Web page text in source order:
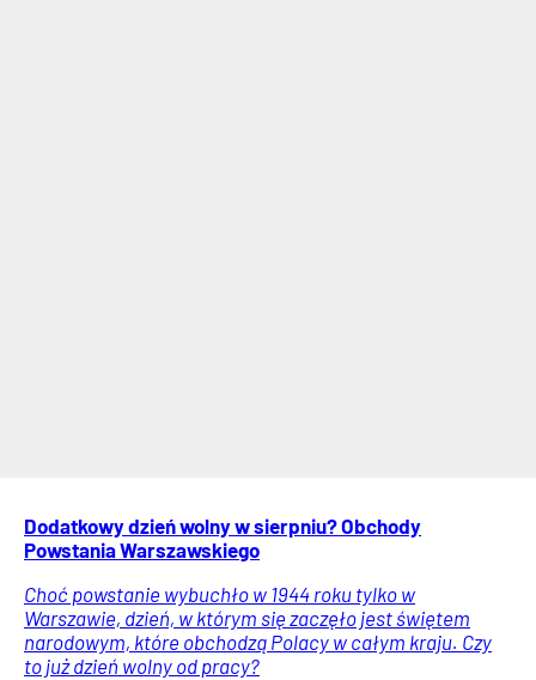
Dodatkowy dzień wolny w sierpniu? Obchody
Powstania Warszawskiego
Choć powstanie wybuchło w 1944 roku tylko w
Warszawie, dzień, w którym się zaczęło jest świętem
narodowym, które obchodzą Polacy w całym kraju. Czy
to już dzień wolny od pracy?